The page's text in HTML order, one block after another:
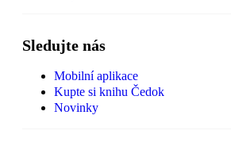
Sledujte nás
Mobilní aplikace
Kupte si knihu Čedok
Novinky